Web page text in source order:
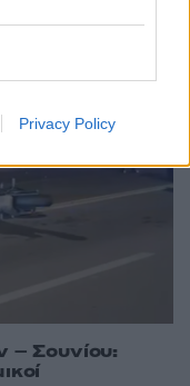
Privacy Policy
– Σουνίου: